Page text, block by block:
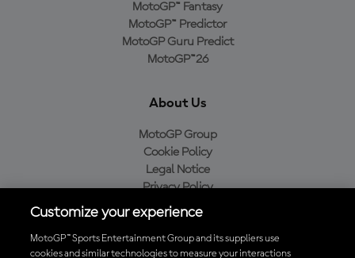
MotoGP™ Fantasy
MotoGP™ Predictor
MotoGP Guru Predict
MotoGP™26
About Us
MotoGP Group
Cookie Policy
Legal Notice
Privacy Policy
Purchase Policy
Customize your experience
MotoGP™ Sports Entertainment Group and its suppliers use
cookies and similar technologies to measure your interactions